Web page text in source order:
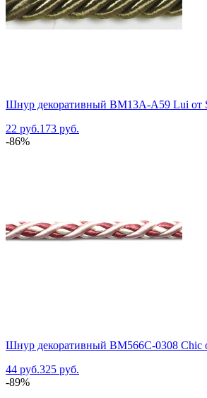
Шнур декоративный BM13A-A59 Lui от
22 руб.173 руб.
-86%
Шнур декоративный BM566C-0308 Chic
44 руб.325 руб.
-89%